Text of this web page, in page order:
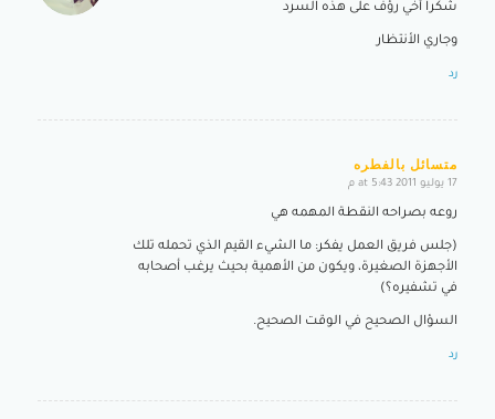
شكراً أخي رؤف على هذه السرد
وجاري الأنتظار
رد
متسائل بالفطره
says:
17 يوليو 2011 at 5:43 م
روعه بصراحه النقطة المهمه هي
(جلس فريق العمل يفكر: ما الشيء القيم الذي تحمله تلك
الأجهزة الصغيرة، ويكون من الأهمية بحيث يرغب أصحابه
في تشفيره؟)
السؤال الصحيح في الوقت الصحيح.
رد